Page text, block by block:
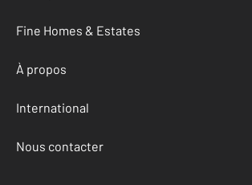
Fine Homes & Estates
À propos
International
Nous contacter